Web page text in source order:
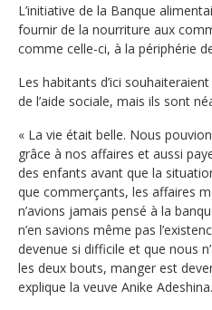
L’initiative de la Banque
fournir de la nourriture aux
comme celle-ci, à la périphérie
Les habitants d’ici
de l’aide sociale, mais ils sont
« La vie était belle. Nous
grâce à nos affaires et aussi
des enfants avant que la
que commerçants, les affaires
n’avions jamais pensé à la
n’en savions même pas
devenue si difficile et que nous
les deux bouts, manger est
explique la veuve Anike Adeshina.